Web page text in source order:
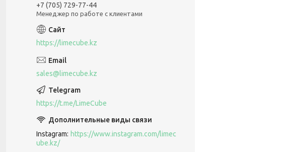
+7 (705) 729-77-44
Менеджер по работе с клиентами
https://limecube.kz
sales@limecube.kz
https://t.me/LimeCube
Instagram
https://www.instagram.com/limec
ube.kz/